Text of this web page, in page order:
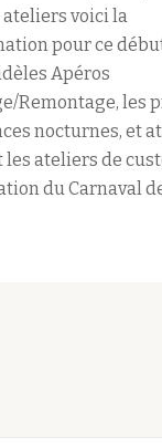
voici la
pour ce
Apéros
Remontage, les
nocturnes, et
les ateliers de
du Carnaval